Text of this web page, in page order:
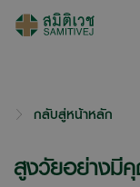
กลับสู่หน้าหลัก
สูงวัยอย่างมี